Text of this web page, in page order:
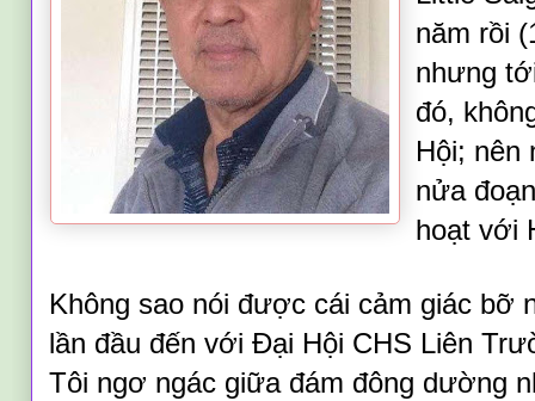
năm rồi
nhưng
đó,
Hội; nên
nửa
hoạt với
Không sao nói được cái cảm giác bỡ
lần đầu đến với Đại Hội CHS Liên
Tôi ngơ ngác giữa đám đông dường